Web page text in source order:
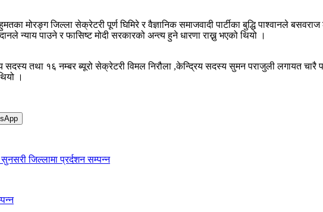
मोरङ्ग जिल्ला सेक्रेटरी पूर्ण घिमिरे र वैज्ञानिक समाजवादी पार्टीका बुद्धि पाश्वानले
न्याय पाउने र फासिष्ट मोदी सरकारको अन्त्य हुने धारणा राख्नु भएको थियो ।
सदस्य तथा १६ नम्बर ब्यूरो सेक्रेटरी विमल निरौला ,केन्द्रिय सदस्य सुमन पराजुली लगायत चारै
।
जिल्लामा प्रर्दशन सम्पन्न